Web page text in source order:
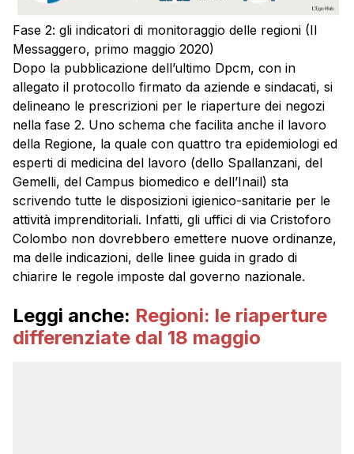
Fase 2: gli indicatori di monitoraggio delle regioni (Il
Messaggero, primo maggio 2020)
Dopo la pubblicazione dell’ultimo Dpcm, con in
allegato il protocollo firmato da aziende e sindacati, si
delineano le prescrizioni per le riaperture dei negozi
nella fase 2. Uno schema che facilita anche il lavoro
della Regione, la quale con quattro tra epidemiologi ed
esperti di medicina del lavoro (dello Spallanzani, del
Gemelli, del Campus biomedico e dell’Inail) sta
scrivendo tutte le disposizioni igienico-sanitarie per le
attività imprenditoriali. Infatti, gli uffici di via Cristoforo
Colombo non dovrebbero emettere nuove ordinanze,
ma delle indicazioni, delle linee guida in grado di
chiarire le regole imposte dal governo nazionale.
Leggi anche: Regioni: le riaperture
differenziate dal 18 maggio